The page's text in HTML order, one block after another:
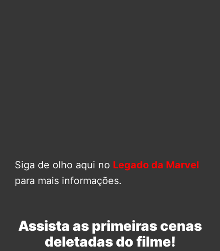
Siga de olho aqui no Legado da Marvel
para mais informações.
Assista as primeiras cenas
deletadas do filme!